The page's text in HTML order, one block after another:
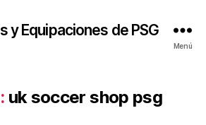
y Equipaciones de PSG
Menú
uk soccer shop psg